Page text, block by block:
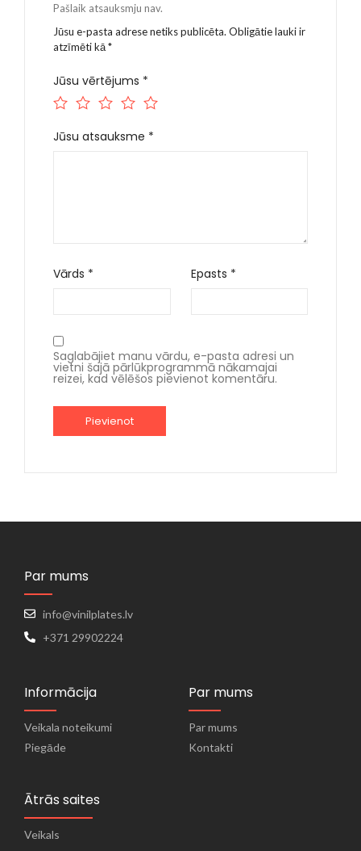
Pašlaik atsauksmju nav.
Jūsu e-pasta adrese netiks publicēta. Obligātie lauki ir
atzīmēti kā*
Jūsu vērtējums *
Jūsu atsauksme *
Vārds * Epasts *
Saglabājiet manu vārdu, e-pasta adresi un
vietni šajā pārlūkprogrammā nākamajai
reizei, kad vēlēšos pievienot komentāru.
Par mums
info@vinilplates.lv
+371 29902224
Informācija
Veikala noteikumi
Piegāde
Par mums
Par mums
Kontakti
Ātrās saites
Veikals